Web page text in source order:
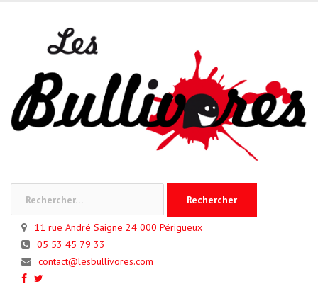
11 rue André Saigne 24 000 Périgueux
05 53 45 79 33
contact@lesbullivores.com